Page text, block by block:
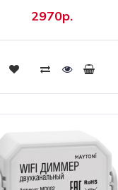
2970р.
Купить